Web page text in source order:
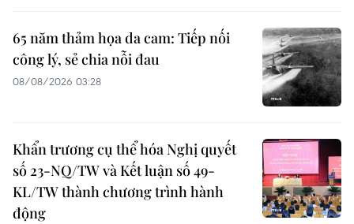
65 năm thảm họa da cam: Tiếp nối
công lý, sẻ chia nỗi đau
08/08/2026 03:28
Khẩn trương cụ thể hóa Nghị quyết
số 23-NQ/TW và Kết luận số 49-
KL/TW thành chương trình hành
động